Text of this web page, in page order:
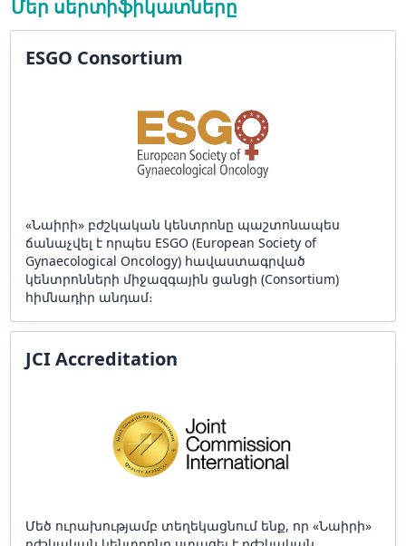
Մեր սերտիֆիկատները
ESGO Consortium
«Նաիրի» բժշկական կենտրոնը պաշտոնապես
ճանաչվել է որպես ESGO (European Society of
Gynaecological Oncology) հավաստագրված
կենտրոնների միջազգային ցանցի (Consortium)
հիմնադիր անդամ։
JCI Accreditation
Մեծ ուրախությամբ տեղեկացնում ենք, որ «Նաիրի»